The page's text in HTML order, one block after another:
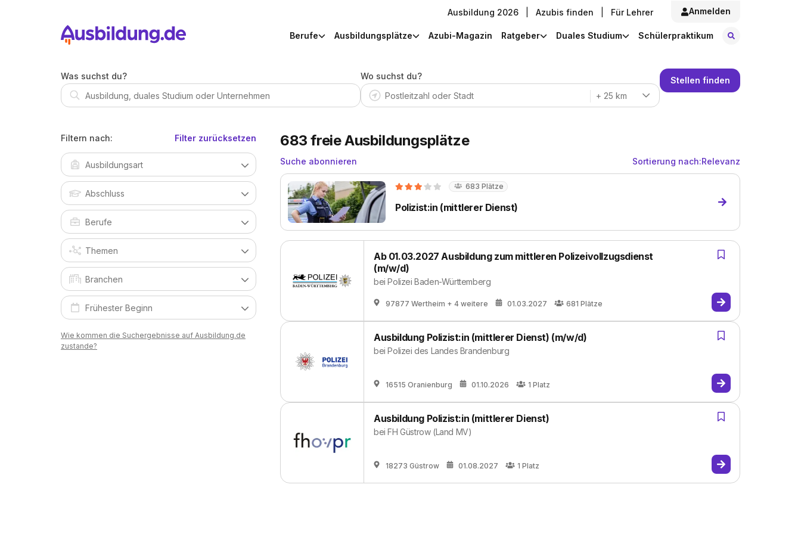
Ausbildung 2026 Azubis finden Für Lehrer Anmelden
Berufe Ausbildungsplätze Azubi-Magazin Ratgeber Duales Studium Schülerpraktikum
Was suchst du?
Wo suchst du?
+ 25 km
Stellen finden
Filtern nach: Filter zurücksetzen
Wie kommen die Suchergebnisse auf Ausbildung.de
zustande?
683 freie Ausbildungsplätze
Suche abonnieren Sortierung nach:Relevanz
683 Plätze
Polizist:in (mittlerer Dienst)
Ab 01.03.2027 Ausbildung zum mittleren Polizeivollzugsdienst
(m/w/d)
beiPolizei Baden-Württemberg
97877 Wertheim + 4 weitere 01.03.2027 681 Plätze
Ausbildung Polizist:in (mittlerer Dienst) (m/w/d)
beiPolizei des Landes Brandenburg
16515 Oranienburg 01.10.2026 1 Platz
Ausbildung Polizist:in (mittlerer Dienst)
beiFH Güstrow (Land MV)
18273 Güstrow 01.08.2027 1 Platz